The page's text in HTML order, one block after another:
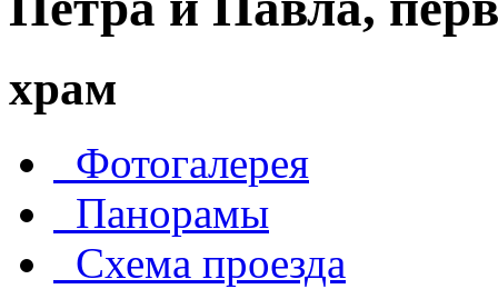
храм
Фотогалерея
Панорамы
Схема проезда